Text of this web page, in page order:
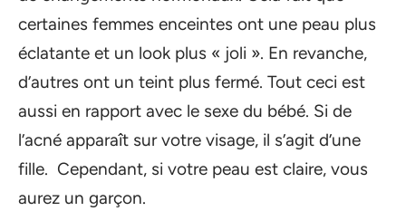
certaines femmes enceintes ont une peau plus
éclatante et un look plus « joli ». En revanche,
d’autres ont un teint plus fermé. Tout ceci est
aussi en rapport avec le sexe du bébé. Si de
l’acné apparaît sur votre visage, il s’agit d’une
fille. Cependant, si votre peau est claire, vous
aurez un garçon.